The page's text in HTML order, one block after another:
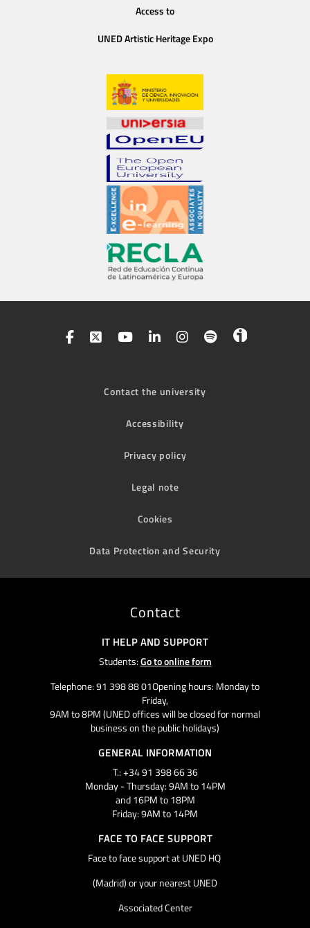
Access to
UNED Artistic Heritage Expo
Contact the university
Accessibility
Privacy policy
Legal note
Cookies
Data Protection and Security
Contact
IT HELP AND SUPPORT
Students:Go to online form
Telephone: 91 398 88 01Opening hours: Monday to
Friday,
9AM to 8PM (UNED offices will be closed for normal
business on the public holidays)
GENERAL INFORMATION
T.: +34 91 398 66 36
Monday - Thursday: 9AM to 14PM
and 16PM to 18PM
Friday: 9AM to 14PM
FACE TO FACE SUPPORT
Face to face support at UNED HQ
(Madrid) or your nearest UNED
Associated Center